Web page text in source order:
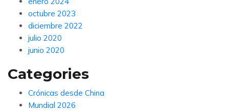
octubre 2023
diciembre 2022
julio 2020
junio 2020
Categories
Crónicas desde China
Mundial 2026